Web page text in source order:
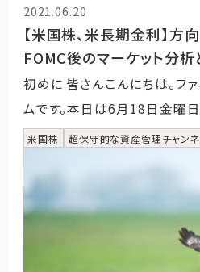
2021.06.20
【米国株、米長期金利】方
FOMC後のマーケット分析
初めに 皆さんこんにちは。ファ
ムです。本日は6月18日金曜
米国株 超保守的な資産管理チャン